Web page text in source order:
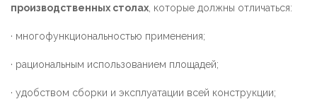
производственных столах , которые должны отличаться:
· многофункциональностью применения;
· рациональным использованием площадей;
· удобством сборки и эксплуатации всей конструкции;